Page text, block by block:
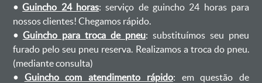
•Guincho 24 horas: serviço de guincho 24 horas para
nossos clientes! Chegamos rápido.
• Guincho para troca de pneu: substituímos seu pneu
furado pelo seu pneu reserva. Realizamos a troca do pneu.
(mediante consulta)
• Guincho com atendimento rápido: em questão de